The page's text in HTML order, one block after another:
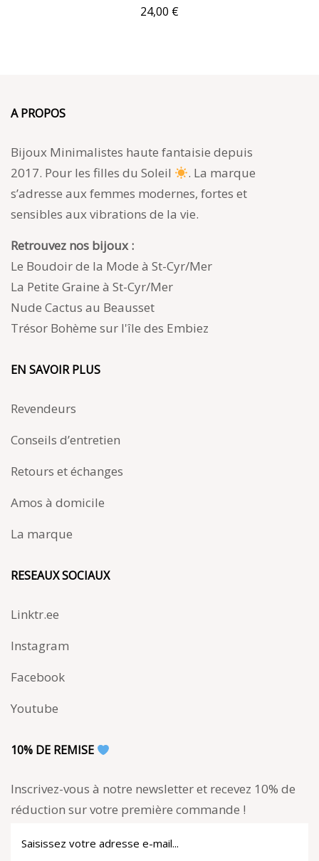
24,00 €
A PROPOS
Bijoux Minimalistes haute fantaisie depuis
2017. Pour les filles du Soleil
. La marque
s’adresse aux femmes modernes, fortes et
sensibles aux vibrations de la vie.
Retrouvez nos bijoux :
Le Boudoir de la Mode à St-Cyr/Mer
La Petite Graine à St-Cyr/Mer
Nude Cactus au Beausset
Trésor Bohème sur l'île des Embiez
EN SAVOIR PLUS
Revendeurs
Conseils d’entretien
Retours et échanges
Amos à domicile
La marque
RESEAUX SOCIAUX
Linktr.ee
Instagram
Facebook
Youtube
10% DE REMISE
Inscrivez-vous à notre newsletter et recevez 10% de
réduction sur votre première commande !